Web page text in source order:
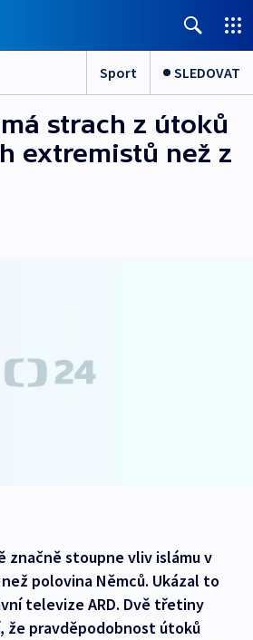
Sport SLEDOVAT
strach z útoků
extremistů než z
značně stoupne vliv islámu v
polovina Němců. Ukázal to
televize ARD. Dvě třetiny
že pravděpodobnost útoků